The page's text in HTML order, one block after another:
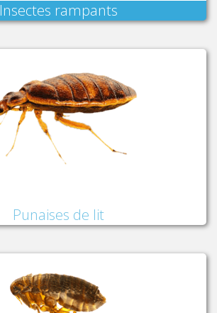
Insectes rampants
Punaises de lit